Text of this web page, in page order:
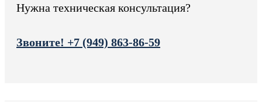
Нужна техническая консультация?
Звоните! +7 (949) 863-86-59